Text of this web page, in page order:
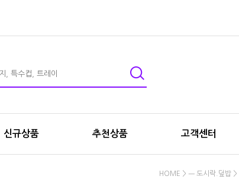
신규상품 추천상품 고객센터
HOME > ㅡ 도시락.덮밥 >